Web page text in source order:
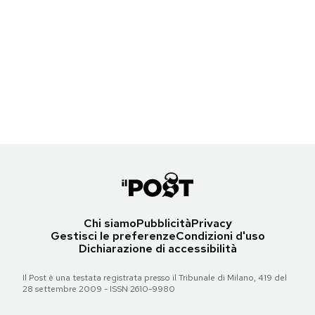
Chi siamoPubblicitàPrivacy
Gestisci le preferenzeCondizioni d'uso
Dichiarazione di accessibilità
Il Post è una testata registrata presso il Tribunale di Milano, 419 del
28 settembre 2009 - ISSN 2610-9980